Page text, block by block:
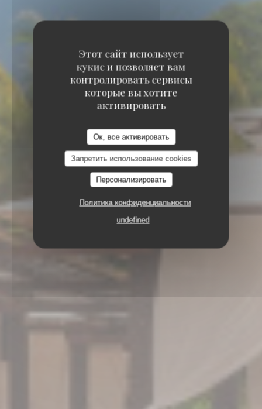
Этот сайт использует
кукис и позволяет вам
контролировать сервисы
которые вы хотите
активировать
Ок, все активировать
Запретить использование cookies
Персонализировать
Политика конфиденциальности
undefined
35 ALLÉE DES RAISINIERS, QUARTIER
GRANDE ANSE 97217 LES ANSES D'ARLET